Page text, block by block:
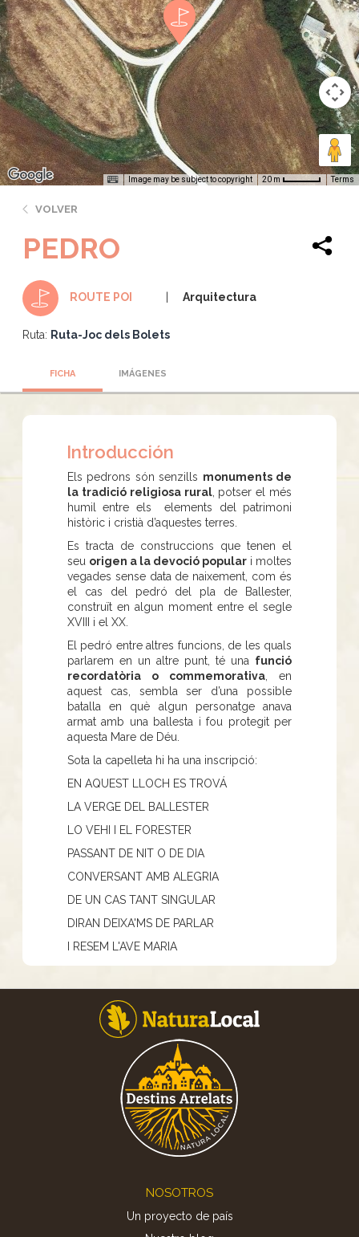
Image may be subject to copyright 20 m Terms
VOLVER
PEDRO
ROUTE POI Arquitectura
Ruta: Ruta-Joc dels Bolets
FICHA IMÁGENES
Introducción
Els pedrons són senzills monuments de
la tradició religiosa rural, potser el més
humil entre els elements del patrimoni
històric i cristià d’aquestes terres.
Es tracta de construccions que tenen el
seu origen a la devoció popular i moltes
vegades sense data de naixement, com és
el cas del pedró del pla de Ballester,
construït en algun moment entre el segle
XVIII i el XX.
El pedró entre altres funcions, de les quals
parlarem en un altre punt, té una funció
recordatòria o commemorativa , en
aquest cas, sembla ser d’una possible
batalla en què algun personatge anava
armat amb una ballesta i fou protegit per
aquesta Mare de Déu.
Sota la capelleta hi ha una inscripció:
EN AQUEST LLOCH ES TROVÁ
LA VERGE DEL BALLESTER
LO VEHI I EL FORESTER
PASSANT DE NIT O DE DIA
CONVERSANT AMB ALEGRIA
DE UN CAS TANT SINGULAR
DIRAN DEIXA'MS DE PARLAR
I RESEM L'AVE MARIA
NOSOTROS
Un proyecto de país